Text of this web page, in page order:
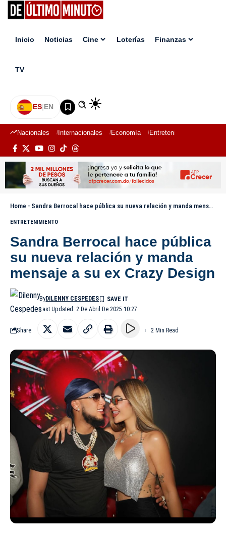
Inicio Noticias Cine Loterías Finanzas
TV
ES|EN
Nacionales Internacionales Economía Entretenimiento
Home - Sandra Berrocal hace pública su nueva relación y manda mensaje a su ex Crazy Design
ENTRETENIMIENTO
Sandra Berrocal hace pública
su nueva relación y manda
mensaje a su ex Crazy Design
Last Updated: 2 De Abril De 2025 10:27
ByDILENNY CESPEDES
Share 2 Min Read